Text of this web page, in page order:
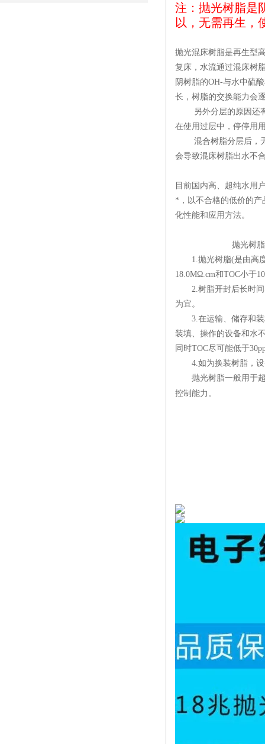
注：抛光树脂是
以，无需再生，
抛光混床树脂是再生型
复床，水流通过混床树
阴树脂的OH-与水中硫
长，树脂的交换能力会
另外分层的原因还
在使用过层中，停停用
混合树脂分层后，
会导致混床树脂出水不
目前国内高、超纯水用
*，以不合格的低价的
化性能和应用方法。
抛光树
1.抛光树脂(是由高
18.0MΩ.cm和TOC小于
2.树脂开封后长时
为宜。
3.在运输、储存和
装填、操作的设备和水
同时TOC尽可能低于
4.如为换装树脂，
抛光树脂一般用于超
控制能力。